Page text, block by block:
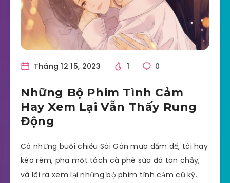
Tháng 12 15, 2023 1 0
Những Bộ Phim Tình Cảm
Hay Xem Lại Vẫn Thấy Rung
Động
Có những buổi chiều Sài Gòn mưa dầm dề, tôi hay
kéo rèm, pha một tách cà phê sữa đá tan chảy,
và lôi ra xem lại những bộ phim tình cảm cũ kỹ.